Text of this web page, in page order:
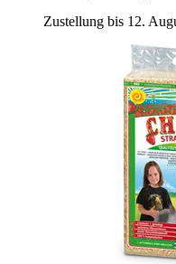
Zustellung bis 12.